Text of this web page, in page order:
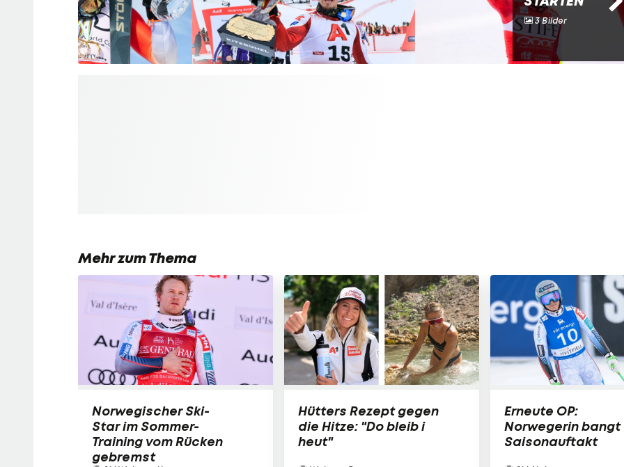
3 Bilder
Mehr zum Thema
Norwegischer Ski-
Star im Sommer-
Training vom Rücken
gebremst
Hütters Rezept gegen
die Hitze: "Do bleib i
heut"
Erneute OP:
Norwegerin bangt
Saisonauftakt